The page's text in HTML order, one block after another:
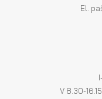
El.
V 8.30-